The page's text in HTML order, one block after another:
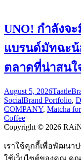
UNO! กำลังจ
แบรนด์มัทฉะน้
ตลาดที่น่าสนใ
August 5, 2026Taatle
SocialBrand Portfolio,
COMPANY, Matcha
Coffee
Copyright © 2026
เราใช้คุกกี้เพื่อพัฒนา
ใช้เว็บไซต์ของคุณ คุ